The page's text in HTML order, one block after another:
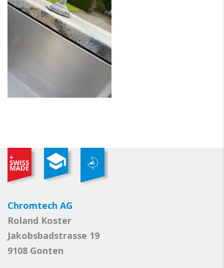
Chromtech AG
Roland Koster
Jakobsbadstrasse 19
9108 Gonten